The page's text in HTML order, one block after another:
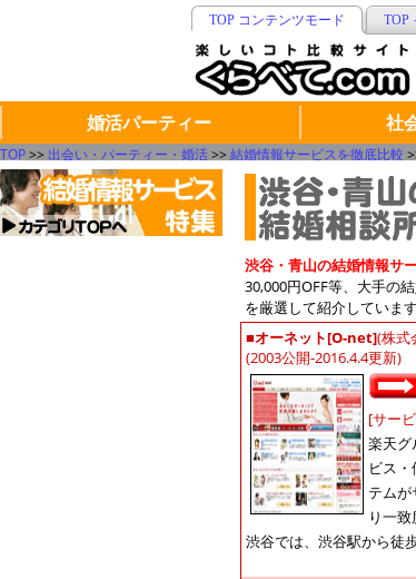
TOP コンテンツモード TOP
婚活パーティー 社
TOP>> 出会い・パーティー・婚活>> 結婚情報サービスを徹底比較
渋谷・青山の結婚情報サ
30,000円OFF等、大手の
を厳選して紹介しています
■オーネット[O-net](株式
(2003公開-2016.4.4更新)
[サー
楽天グ
ビス
テム
り一致
渋谷では、渋谷駅から徒